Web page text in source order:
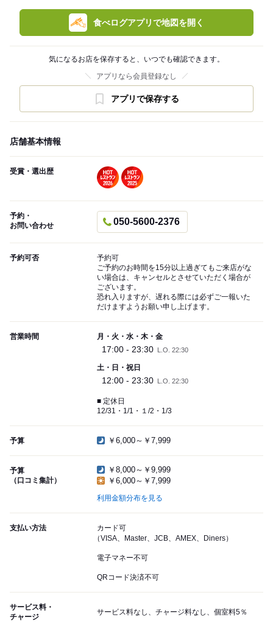
食べログアプリで地図を開く
気になるお店を保存すると、いつでも確認できます。
アプリなら会員登録なし
アプリで保存する
店舗基本情報
受賞・選出歴
予約・
お問い合わせ
050-5600-2376
予約可否
予約可
ご予約のお時間を15分以上過ぎてもご来店がな
い場合は、キャンセルとさせていただく場合が
ございます。
恐れ入りますが、遅れる際には必ずご一報いた
だけますようお願い申し上げます。
営業時間 月・火・水・木・金
17:00 - 23:30 L.O. 22:30
土・日・祝日
12:00 - 23:30 L.O. 22:30
■ 定休日
12/31・1/1・１/2・1/3
予算 ￥6,000～￥7,999
予算
（口コミ集計）
￥8,000～￥9,999
￥6,000～￥7,999
利用金額分布を見る
支払い方法
カード可
（VISA、Master、JCB、AMEX、Diners）
電子マネー不可
QRコード決済不可
サービス料・
チャージ
サービス料なし、チャージ料なし、個室料5％